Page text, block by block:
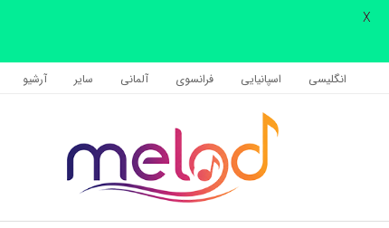
انگلیسی اسپانیایی فرانسوی آلمانی سایر آرشیو
اشتراک گذاری
با استفاده از روش‌های زیر می‌توانید این صفحه را با دوستان خود به
کپی لینک
X